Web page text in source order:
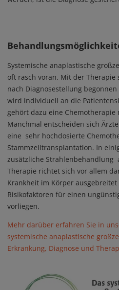
Systemische anaplastische
oft rasch voran. Mit der
nach Diagnosestellung
wird individuell an die
gehört dazu eine
Manchmal entscheiden sich
eine sehr hochdosierte
Stammzelltransplantation. In
zusätzliche Strahlenbehandlung
Therapie richtet sich vor allem
Krankheit im Körper
Risikofaktoren für einen
vorliegen.
Mehr darüber erfahren Sie in
systemische anaplastische
Erkrankung, Diagnose und